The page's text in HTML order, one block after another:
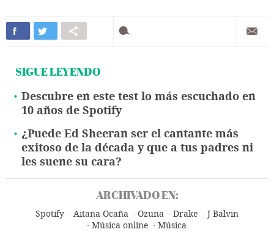
SIGUE LEYENDO
Descubre en este test lo más escuchado en
10 años de Spotify
¿Puede Ed Sheeran ser el cantante más
exitoso de la década y que a tus padres ni
les suene su cara?
ARCHIVADO EN:
Spotify Aitana Ocaña Ozuna Drake
J Balvin
Música online
Música